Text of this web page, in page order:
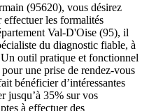
(95620), vous désirez
effectuer les formalités
Val-D'Oise (95), il
du diagnostic fiable, à
outil pratique et fonctionnel
une prise de rendez-vous
bénéficier d’intéressantes
jusqu’à 35% sur vos
à effectuer des